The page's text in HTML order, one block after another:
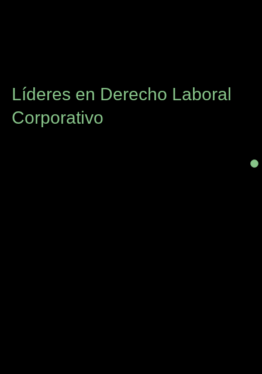
Líderes en Derecho Laboral
Corporativo